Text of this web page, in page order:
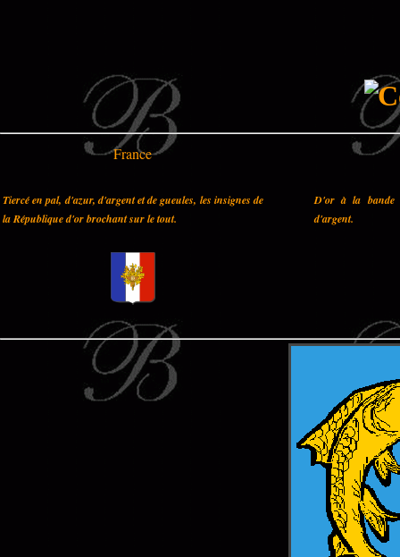
France
Tiercé en pal, d'azur, d'argent et de gueules, les insignes de
la République d'or brochant sur le tout.
D'or à la bande
d'argent.